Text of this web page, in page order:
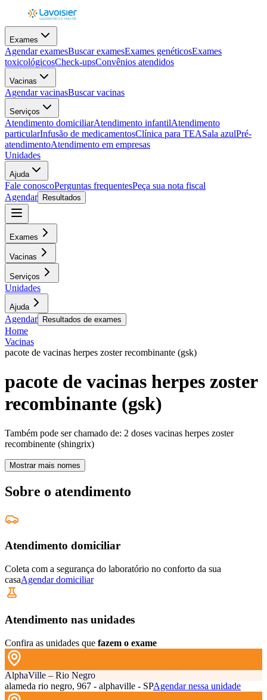
Exames
Agendar examesBuscar examesExames genéticosExames
toxicológicosCheck-upsConvênios atendidos
Vacinas
Agendar vacinasBuscar vacinas
Serviços
Atendimento domiciliarAtendimento infantilAtendimento
particularInfusão de medicamentosClínica para TEASala azulPré-
atendimentoAtendimento em empresas
Unidades
Ajuda
Fale conoscoPerguntas frequentesPeça sua nota fiscal
Agendar
Resultados
Exames
Vacinas
Serviços
Unidades
Ajuda
Agendar Resultados de exames
Home
Vacinas
pacote de vacinas herpes zoster recombinante (gsk)
pacote de vacinas herpes zoster
recombinante (gsk)
Também pode ser chamado de: 2 doses vacinas herpes zoster
recombinente (shingrix)
Mostrar mais nomes
Sobre o atendimento
Atendimento domiciliar
Coleta com a segurança do laboratório no conforto da sua
casaAgendar domiciliar
Atendimento nas unidades
Confira as unidades que fazem o exame
AlphaVille – Rio Negro
alameda rio negro, 967 - alphaville - SPAgendar nessa unidade